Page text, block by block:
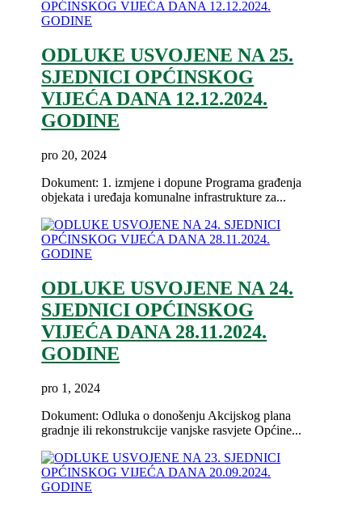
ODLUKE USVOJENE NA 25.
SJEDNICI OPĆINSKOG
VIJEĆA DANA 12.12.2024.
GODINE
pro 20, 2024
Dokument: 1. izmjene i dopune Programa građenja
objekata i uređaja komunalne infrastrukture za...
ODLUKE USVOJENE NA 24.
SJEDNICI OPĆINSKOG
VIJEĆA DANA 28.11.2024.
GODINE
pro 1, 2024
Dokument: Odluka o donošenju Akcijskog plana
gradnje ili rekonstrukcije vanjske rasvjete Općine...